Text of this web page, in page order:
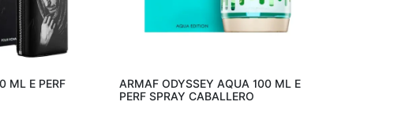
al carro
ML E PERF
ARMAF ODYSSEY AQUA 100 ML E
PERF SPRAY CABALLERO